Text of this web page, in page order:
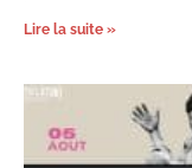
Lire la suite »